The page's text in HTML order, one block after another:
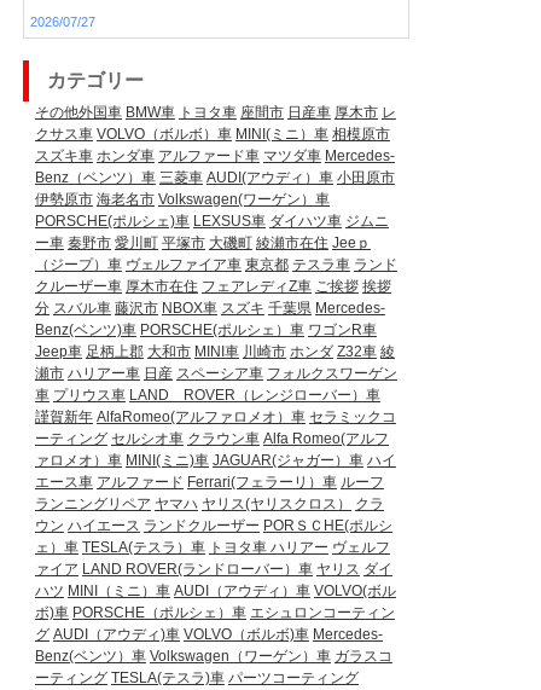
2026/07/27
カテゴリー
その他外国車 BMW車 トヨタ車 座間市 日産車 厚木市 レ
クサス車 VOLVO（ボルボ）車 MINI(ミニ）車 相模原市
スズキ車 ホンダ車 アルファード車 マツダ車 Mercedes-
Benz（ベンツ）車 三菱車 AUDI(アウディ）車 小田原市
伊勢原市 海老名市 Volkswagen(ワーゲン）車
PORSCHE(ポルシェ)車 LEXSUS車 ダイハツ車 ジムニ
ー車 秦野市 愛川町 平塚市 大磯町 綾瀬市在住 Jeeｐ
（ジープ）車 ヴェルファイア車 東京都 テスラ車 ランド
クルーザー車 厚木市在住 フェアレディZ車 ご挨拶 挨拶
分 スバル車 藤沢市 NBOX車 スズキ 千葉県 Mercedes-
Benz(ベンツ)車 PORSCHE(ポルシェ）車 ワゴンR車
Jeep車 足柄上郡 大和市 MINI車 川崎市 ホンダ Z32車 綾
瀬市 ハリアー車 日産 スペーシア車 フォルクスワーゲン
車 プリウス車 LAND ROVER（レンジローバー）車
謹賀新年 AlfaRomeo(アルファロメオ）車 セラミックコ
ーティング セルシオ車 クラウン車 Alfa Romeo(アルフ
ァロメオ）車 MINI(ミニ)車 JAGUAR(ジャガー）車 ハイ
エース車 アルファード Ferrari(フェラーリ）車 ルーフ
ランニングリペア ヤマハ ヤリス(ヤリスクロス）
クラ
ウン ハイエース ランドクルーザー PORＳＣHE(ポルシ
ェ）車 TESLA(テスラ）車 トヨタ車 ハリアー ヴェルフ
ァイア LAND ROVER(ランドローバー）車 ヤリス ダイ
ハツ MINI（ミニ）車 AUDI（アウディ）車 VOLVO(ボル
ボ)車 PORSCHE（ポルシェ）車 エシュロンコーティン
グ AUDI（アウディ)車 VOLVO（ボルボ)車 Mercedes-
Benz(ベンツ）車 Volkswagen（ワーゲン）車 ガラスコ
ーティング TESLA(テスラ)車 パーツコーティング